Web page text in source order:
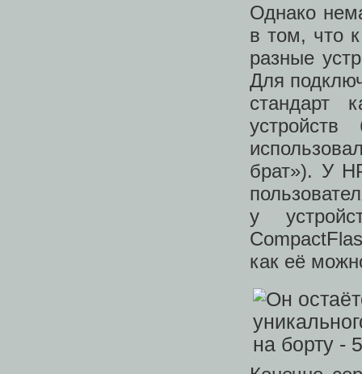
Однако
в том, что
разные
Для
стандарт
брат»). У
у
как её